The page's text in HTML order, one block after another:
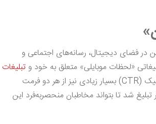
در فضای دیجیتال، رسانه‌های اجتماعی و
«لحظات موبایلی» متعلق به خود وتبلیغات
ایستا، کمپین را به ۱۷.۸میلیون نفر نشان دهد و نرخ انتقال کلیک (CTR) بسیار زیادی نیز از هر دو فرمت
شد تا بتواند مخاطبان منحصربه‌فرد این